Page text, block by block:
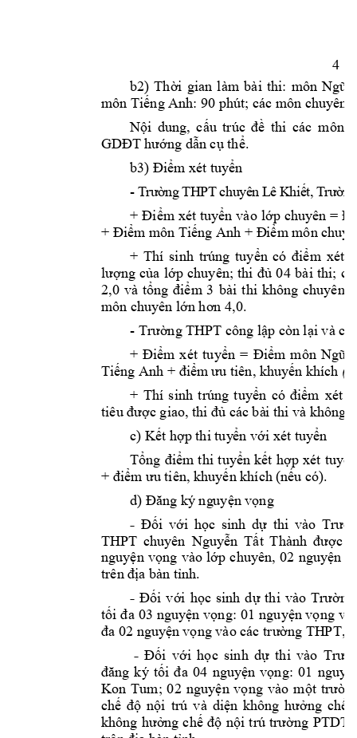
4
b2) Thời gian làm bài thi: môn Ngữ
môn Tiếng Anh: 90 phút; các môn chuyên:
Nội dung, cấu trúc đề thi các môn
GDĐT hướng dẫn cụ thể.
b3) Điểm xét tuyển
- TrườngTHPTchuyên Lê Khiết, Trườn
+ Điểm xét tuyển vào lớp chuyên =
+ Điểm môn Tiếng Anh + Điểm môn
+ Thí sinh trúng tuyển có điểm xét
lượng của lớp chuyên; thi đủ 04 bài thi;
2,0 và tổng điểm 3 bài thi không chuyên
môn chuyên lớn hơn 4,0.
- Trường THPT công lập còn lại và
+ Điểm xét tuyển = Điểm môn Ngữ
Tiếng Anh + điểm ưu tiên, khuyến khích
+ Thí sinh trúng tuyển có điểm xét
tiêu được giao, thi đủ các bài thi và không
c) Kết hợp thi tuyển với xét tuyển
Tổng điểm thi tuyển kết hợp xét
+ điểm ưu tiên, khuyến khích (nếu có).
d) Đăng ký nguyện vọng
- Đối với học sinh dự thi vào
THPT chuyên Nguyễn Tất Thành được
nguyện vọng vào lớp chuyên, 02 nguyện
trên địa bàn tỉnh.
- Đối với học sinh dự thi vào
tối đa 03 nguyện vọng: 01 nguyện vọng
đa 02 nguyện vọng vào các trường THPT,
- Đối với học sinh dự thi vào
đăng ký tối đa 04 nguyện vọng: 01
Kon Tum; 02 nguyện vọng vào một
chế độ nội trú và diện không hưởng chế
không hưởng chế độ nội trú trường